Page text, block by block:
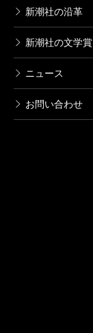
新潮社の沿革
新潮社の文学賞
ニュース
お問い合わせ